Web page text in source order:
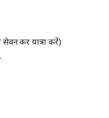
सेवन कर यात्रा करें)